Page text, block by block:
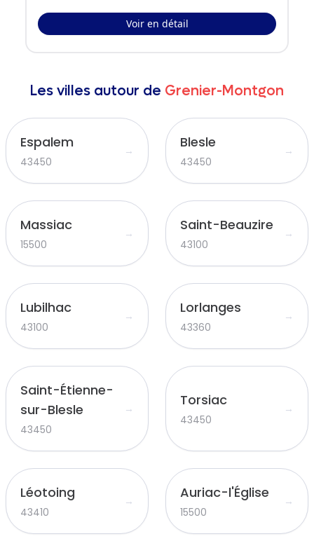
Voir en détail
Les villes autour de Grenier-Montgon
Espalem
43450
→ Blesle
43450
→
Massiac
15500
→ Saint-Beauzire
43100
→
Lubilhac
43100
→ Lorlanges
43360
→
Saint-Étienne-
sur-Blesle
43450
→ Torsiac
43450
→
Léotoing
43410
→ Auriac-l'Église
15500
→